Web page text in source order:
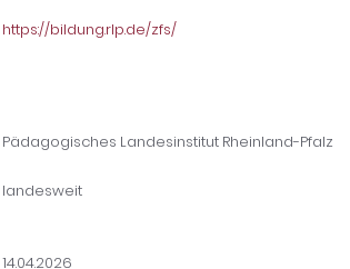
https://bildung.rlp.de/zfs/
Pädagogisches Landesinstitut Rheinland-Pfalz
landesweit
14.04.2026